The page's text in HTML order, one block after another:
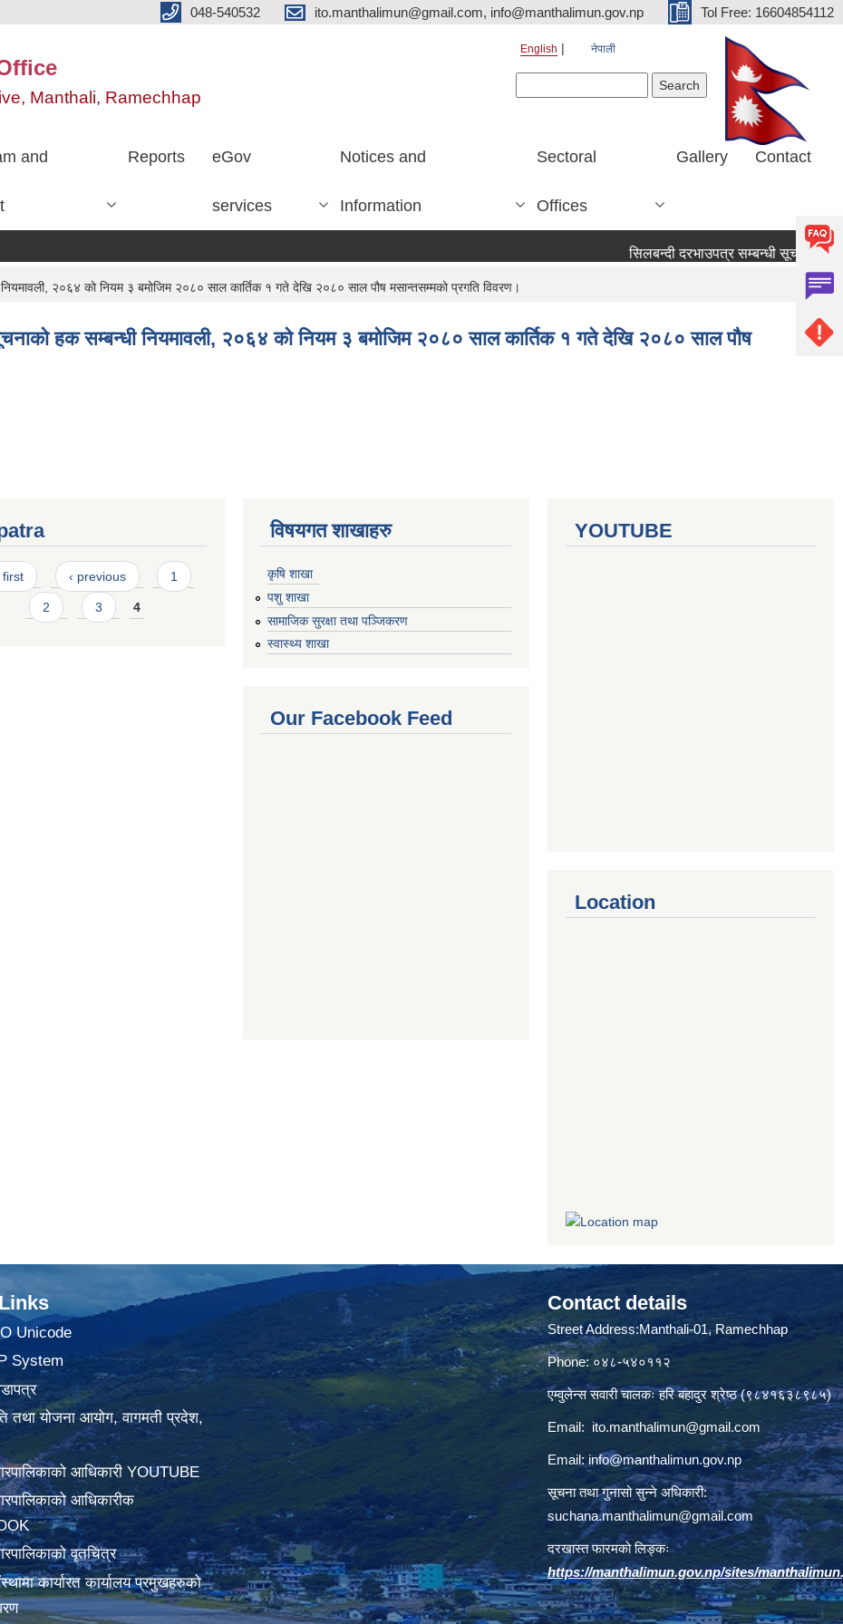
048-540532 ito.manthalimun@gmail.com, info@manthalimun.gov.np Tol Free: 16604854112
Manthali, Ramechhap
English नेपाली
and Reports eGov
services
Notices and
Information
Sectoral
Offices
Gallery Contact
सिलबन्दी दरभाउपत्र सम्बन्धी सूचना ।
२०६४ को नियम ३ बमोजिम २०८० साल कार्तिक १ गते देखि २०८० साल पौष मसान्तसम्मको प्रगति विवरण।
हक सम्बन्धी नियमावली, २०६४ को नियम ३ बमोजिम २०८० साल कार्तिक १ गते देखि २०८० साल पौष
first ‹ previous 1
2 3 4
विषयगत शाखाहरु
कृषि शाखा
पशु शाखा
सामाजिक सुरक्षा तथा पञ्जिकरण
स्वास्थ्य शाखा
Our Facebook Feed
YOUTUBE
Location
Unicode
System
तथा योजना आयोग, वागमती प्रदेश,
आधिकारी YOUTUBE
आधिकारीक
वृतचित्र
कार्यारत कार्यालय प्रमुखहरुको
Contact details
Street Address:Manthali-01, Ramechhap
Phone: ०४८-५४०११२
एम्वुलेन्स सवारी चालकः हरि बहादुर श्रेष्ठ (९८४१६३८९८५)
Email: ito.manthalimun@gmail.com
Email:info@manthalimun.gov.np
सूचना तथा गुनासो सुन्ने अधिकारी:
suchana.manthalimun@gmail.com
दरखास्त फारमको लिङ्कः
https://manthalimun.gov.np/sites/